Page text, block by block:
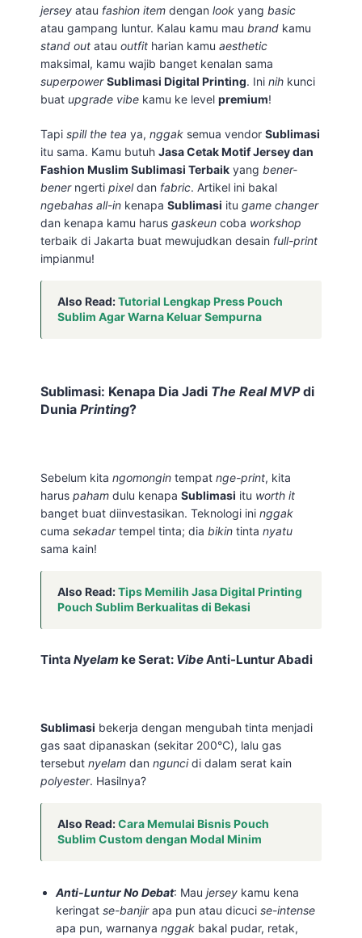
jersey atau fashion item dengan look yang basic
atau gampang luntur. Kalau kamu mau brand kamu
stand out atau outfit harian kamu aesthetic
maksimal, kamu wajib banget kenalan sama
superpower Sublimasi Digital Printing. Ini nih kunci
buat upgrade vibe kamu ke level premium!
Tapi spill the tea ya, nggak semua vendor Sublimasi
itu sama. Kamu butuh Jasa Cetak Motif Jersey dan
Fashion Muslim Sublimasi Terbaik yang bener-
benerngerti pixeldan fabric. Artikel ini bakal
ngebahas all-in kenapa Sublimasi itu game changer
dan kenapa kamu harus gaskeun coba workshop
terbaik di Jakarta buat mewujudkan desain full-print
impianmu!
Also Read:Tutorial Lengkap Press Pouch
Sublim Agar Warna Keluar Sempurna
Sublimasi: Kenapa Dia Jadi The Real MVPdi
Dunia Printing?
Sebelum kita ngomongin tempat nge-print, kita
harus paham dulu kenapa Sublimasi itu worth it
banget buat diinvestasikan. Teknologi ini nggak
cuma sekadartempel tinta; dia bikin tinta nyatu
sama kain!
Also Read:Tips Memilih Jasa Digital Printing
Pouch Sublim Berkualitas di Bekasi
Tinta Nyelam ke Serat: VibeAnti-Luntur Abadi
Sublimasi bekerja dengan mengubah tinta menjadi
gas saat dipanaskan (sekitar 200°C), lalu gas
tersebut nyelam dan nguncidi dalam serat kain
polyester. Hasilnya?
Also Read:Cara Memulai Bisnis Pouch
Sublim Custom dengan Modal Minim
Anti-Luntur No Debat: Maujersey kamu kena
keringatse-banjirapa pun atau dicucise-intense
apa pun, warnanyanggak bakal pudar, retak,